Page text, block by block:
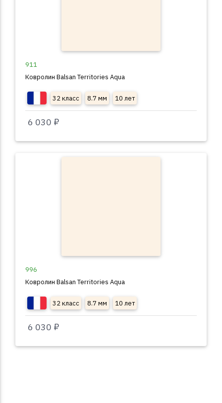
911
Ковролин Balsan Territories Aqua
32 класс 8.7 мм 10 лет
6 030 ₽
996
Ковролин Balsan Territories Aqua
32 класс 8.7 мм 10 лет
6 030 ₽